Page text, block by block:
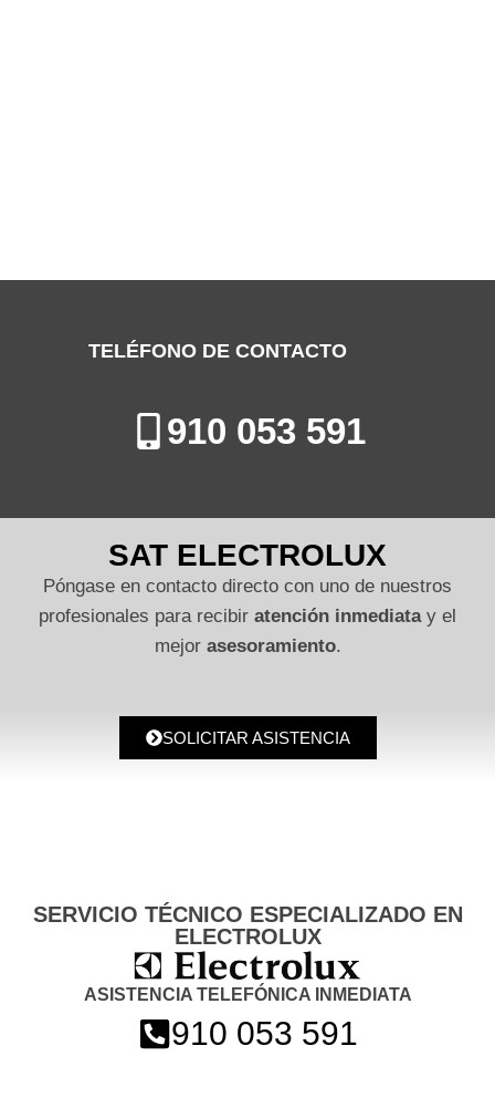
TELÉFONO DE CONTACTO
910 053 591
SAT ELECTROLUX
Póngase en contacto directo con uno de nuestros
profesionales para recibir atención inmediatay el
mejor asesoramiento.
SOLICITAR ASISTENCIA
SERVICIO TÉCNICO ESPECIALIZADO EN
ELECTROLUX
ASISTENCIA TELEFÓNICA INMEDIATA
910 053 591